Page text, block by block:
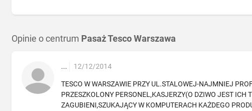
Opinie o centrum Pasaż Tesco Warszawa
... 12/12/2014
TESCO W WARSZAWIE PRZY UL.STALOWEJ-NAJMNIEJ
PRZESZKOLONY PERSONEL,KASJERZY(O DZIWO JEST
ZAGUBIENI,SZUKAJĄCY W KOMPUTERACH KAŻDEGO